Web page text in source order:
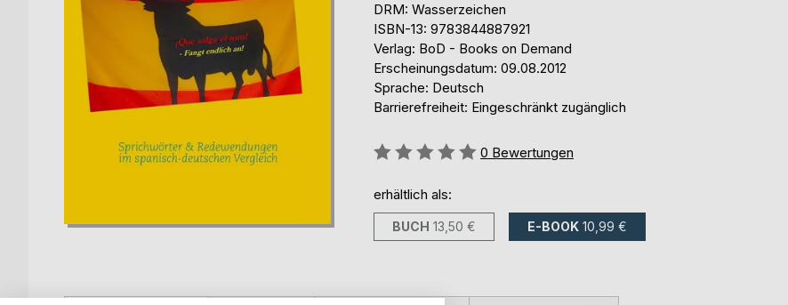
DRM: Wasserzeichen
ISBN-13: 9783844887921
Verlag: BoD - Books on Demand
Erscheinungsdatum: 09.08.2012
Sprache: Deutsch
Barrierefreiheit: Eingeschränkt zugänglich
Bewertung::
0 Bewertungen
erhältlich als:
BUCH 13,50 € E-BOOK 10,99 €